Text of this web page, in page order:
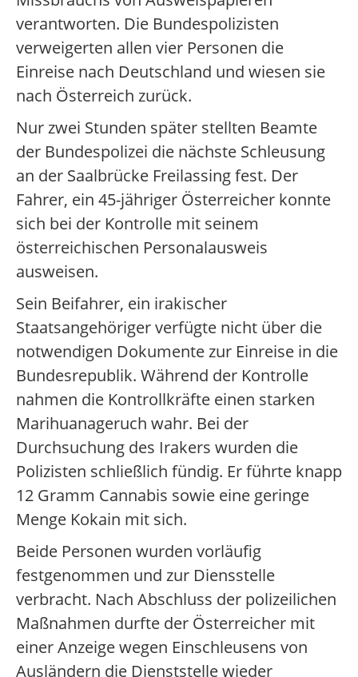
verantworten. Die Bundespolizisten
verweigerten allen vier Personen die
Einreise nach Deutschland und wiesen sie
nach Österreich zurück.
Nur zwei Stunden später stellten Beamte
der Bundespolizei die nächste Schleusung
an der Saalbrücke Freilassing fest. Der
Fahrer, ein 45-jähriger Österreicher konnte
sich bei der Kontrolle mit seinem
österreichischen Personalausweis
ausweisen.
Sein Beifahrer, ein irakischer
Staatsangehöriger verfügte nicht über die
notwendigen Dokumente zur Einreise in die
Bundesrepublik. Während der Kontrolle
nahmen die Kontrollkräfte einen starken
Marihuanageruch wahr. Bei der
Durchsuchung des Irakers wurden die
Polizisten schließlich fündig. Er führte knapp
12 Gramm Cannabis sowie eine geringe
Menge Kokain mit sich.
Beide Personen wurden vorläufig
festgenommen und zur Diensstelle
verbracht. Nach Abschluss der polizeilichen
Maßnahmen durfte der Österreicher mit
einer Anzeige wegen Einschleusens von
Ausländern die Dienststelle wieder